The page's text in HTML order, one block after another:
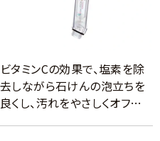
ビタミンCの効果で、塩素を除
去しながら石けんの泡立ちを
良くし、汚れをやさしくオフ…